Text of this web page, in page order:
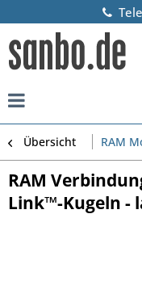
Übersicht RAM
RAM
Link™-Kugeln -